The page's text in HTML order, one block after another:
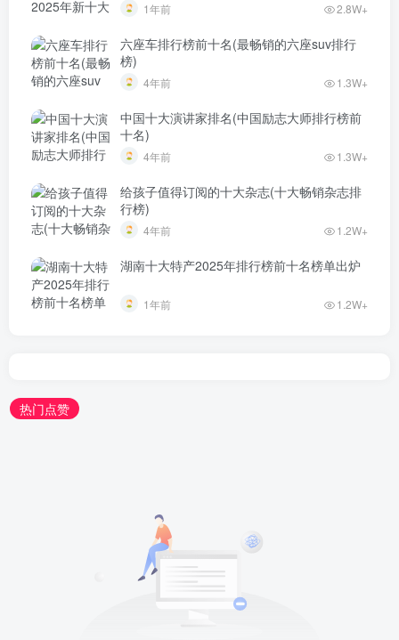
1年前 2.8W+
六座车排行榜前十名(最畅销的六座suv排行
榜)
4年前 1.3W+
中国十大演讲家排名(中国励志大师排行榜前
十名)
4年前 1.3W+
给孩子值得订阅的十大杂志(十大畅销杂志排
行榜)
4年前 1.2W+
湖南十大特产2025年排行榜前十名榜单出炉
1年前 1.2W+
热门点赞